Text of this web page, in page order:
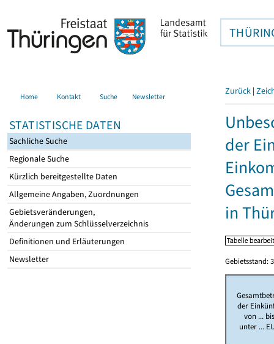
Home Kontakt Suche Newsletter
STATISTISCHE DATEN
Sachliche Suche
Regionale Suche
Kürzlich bereitgestellte Daten
Allgemeine Angaben, Zuordnungen
Gebietsveränderungen,
Änderungen zum Schlüsselverzeichnis
Definitionen und Erläuterungen
Newsletter
Zurück |
der
in
Gebietsstand:
der
von ...
unter ...